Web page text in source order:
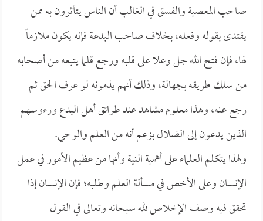
صاحب المعصية والفسق في الغالب أن الناس يتأثرون به ممن
يقتدى بقوله وفعله، بخلاف صاحب البدعة فإنه يكون ملازماً
لها، فإن فتح الله جل وعلا على قلبه ورجع قلما يتبعه من أصحابه
من سلك طريقه بجهالة، وذلك أنهم يذمونه لو عرف الحق ثم
رجع عنه، وهذا معلوم مشاهد عند طرائق أهل البدع ورءوسهم
الذين يدعون إلى الضلال بزعم أنه من العلم والوحي.
ولهذا يتكلم العلماء على أهمية النية وأنها من عظيم الأمور في عمل
الإنسان وعلى الأخص في مسألة العلم وطلبه؛ فإن الإنسان إذا
تحقق فيه وصف الإخلاص لله سبحانه وتعالى في القول